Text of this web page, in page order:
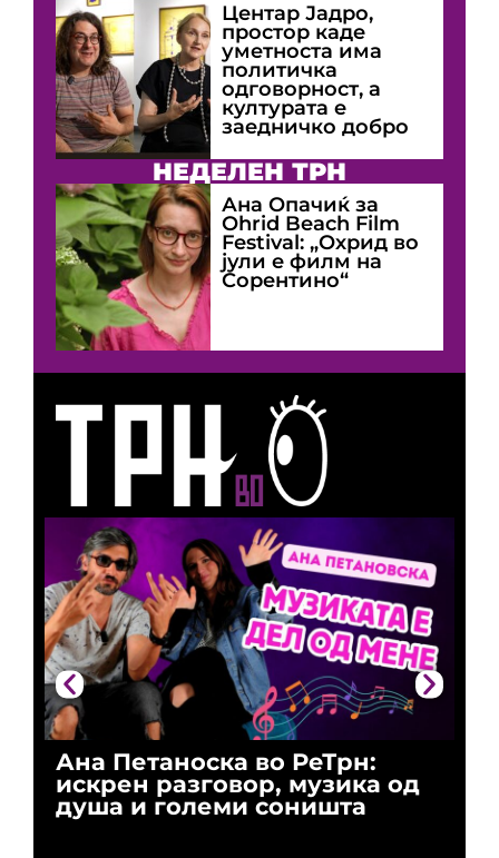
Ана Петаноска во РеТрн:
искрен разговор, музика од
душа и големи соништа
Центар Јадро,
простор каде
уметноста има
политичка
одговорност, а
културата е
заедничко добро
НЕДЕЛЕН ТРН
Ана Опачиќ за
Оhrid Beach Film
Festival: „Охрид во
јули е филм на
Сорентино“